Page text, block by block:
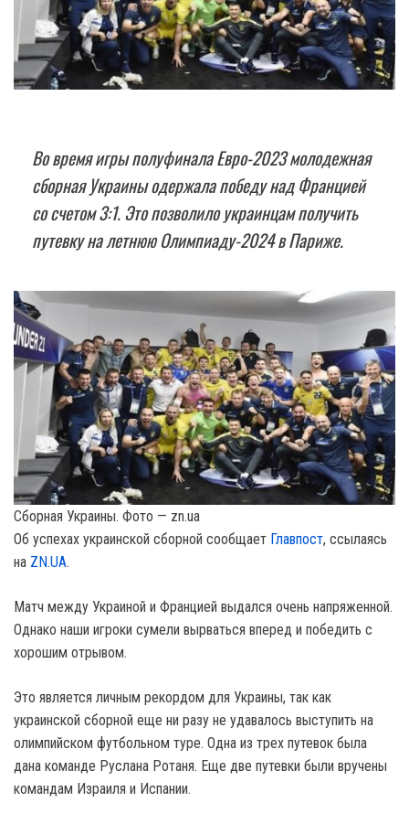
Вo время игры полуфинала Евро-2023 молодежная
сборная Украины одержала победу над Францией
со счетом 3:1. Это позволило украинцам получить
путевку на летнюю Олимпиаду-2024 в Париже.
Сборная Украины. Фото — zn.ua
Об успехах украинской сборной сообщает Главпост, ссылаясь
на ZN.UA.
Матч между Украиной и Францией выдался очень напряженной.
Однако наши игроки сумели вырваться вперед и победить с
хорошим отрывом.
Это является личным рекордом для Украины, так как
украинской сборной еще ни разу не удавалось выступить на
олимпийском футбольном туре. Одна из трех путевок была
дана команде Руслана Ротаня. Еще две путевки были вручены
командам Израиля и Испании.